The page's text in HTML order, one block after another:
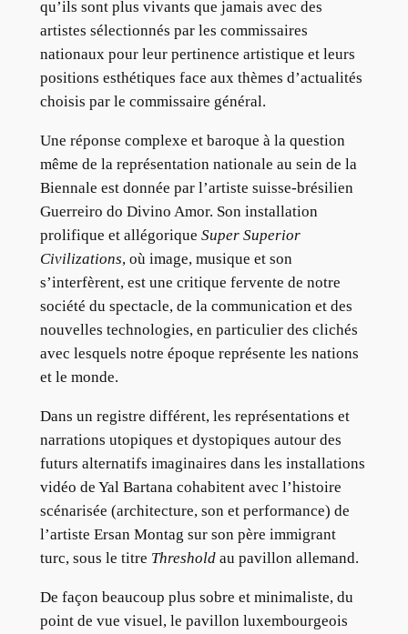
qu’ils sont plus vivants que jamais avec des
artistes sélectionnés par les commissaires
nationaux pour leur pertinence artistique et leurs
positions esthétiques face aux thèmes d’actualités
choisis par le commissaire général.
Une réponse complexe et baroque à la question
même de la représentation nationale au sein de la
Biennale est donnée par l’artiste suisse-brésilien
Guerreiro do Divino Amor. Son installation
prolifique et allégorique Super Superior
Civilizations, où image, musique et son
s’interfèrent, est une critique fervente de notre
société du spectacle, de la communication et des
nouvelles technologies, en particulier des clichés
avec lesquels notre époque représente les nations
et le monde.
Dans un registre différent, les représentations et
narrations utopiques et dystopiques autour des
futurs alternatifs imaginaires dans les installations
vidéo de Yal Bartana cohabitent avec l’histoire
scénarisée (architecture, son et performance) de
l’artiste Ersan Montag sur son père immigrant
turc, sous le titre Thresholdau pavillon allemand.
De façon beaucoup plus sobre et minimaliste, du
point de vue visuel, le pavillon luxembourgeois